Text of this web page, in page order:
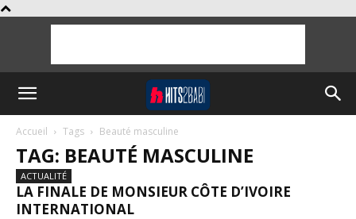
Accueil Tags Beauté masculine
TAG: BEAUTÉ MASCULINE
ACTUALITÉ
LA FINALE DE MONSIEUR CÔTE D’IVOIRE
INTERNATIONAL